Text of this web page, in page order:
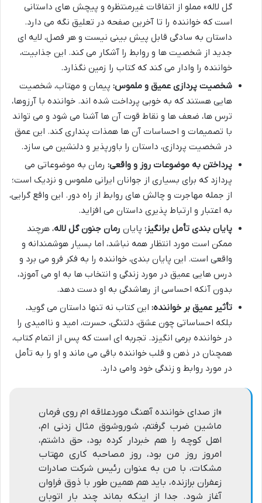
گل لاله» مملو از اتفاقات غیرمنتظره و پیچش های داستانی
است که خواننده را تا آخرین صفحه در تعلیق نگه می دارد.
داستان به سادگی قابل پیش بینی نیست و هر فصل، لایه ای
جدید از شخصیت ها و روابط را آشکار می کند. این جذابیت،
خواننده را وادار می کند که کتاب را زمین نگذارد.
شخصیت پردازی عمیق و ملموس: پیمان و مهتاب، شخصیت
هایی هستند که به خوبی پرداخت شده اند. خواننده با آرزوها،
ترس ها، ضعف ها و نقاط قوت آن ها آشنا می شود و می تواند
با تصمیمات و احساسات آن ها همذات پنداری کند. این عمق
در شخصیت پردازی، داستان را باورپذیر و دلنشین می سازد.
پرداختن به موضوعات روز و واقعی: رمان به موضوعاتی می
پردازد که برای بسیاری از جوانان ایرانی ملموس و نزدیک است؛
از جمله مهاجرت و چالش های روابط از راه دور. این واقع گرایی،
به اعتبار و ارتباط پذیری داستان می افزاید.
پایان بندی تأمل برانگیز: پایان رمان جنون گل لاله، هرچند
ممکن است مورد انتظار همه نباشد، اما بسیار هوشمندانه و
واقعی است. این پایان بندی، خواننده را به فکر فرو می برد و
درس هایی عمیق در مورد زندگی و انتخاب ها به او می آموزد،
بدون آنکه احساسی از رهاشدگی به او دست دهد.
تأثیر عمیق بر خواننده: این کتاب نه تنها داستان می گوید،
بلکه احساساتی چون عشق، دلتنگی، حسرت، امید و ناامیدی را
در خواننده برمی انگیزد. تجربه ای است که پس از اتمام کتاب،
همچنان در ذهن و قلب خواننده باقی می ماند و او را به تأمل
در مورد روابط و زندگی خود وامی دارد.
«از صدای خواننده آهنگ موردعلاقه ام روی فرمان
ماشین ضرب گرفتم، شوروشوق مثال زدنی ام،
اهل کوچه را هم خبردار کرده بود، حق داشتم،
امروز روز من بود، روز مصاحبه کاری مهتاب
مشکات، با من به عنوان رئیس شرکت صادرات
زعفران برازنده، باید هم همین طور با ذوق فراوان
آغاز شود. جدا از اینکه بماند چند بار اتوبان